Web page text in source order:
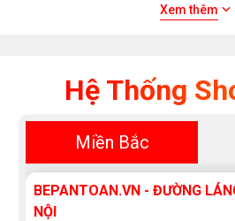
Spain
Hãng
Bếp
điện
từ
Xem thêm
Hệ Thống
Miền Bắc
BEPANTOAN.VN - ĐƯỜNG
NỘI